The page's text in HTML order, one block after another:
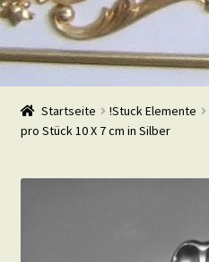
Navigation
Zum
Inhalt
Start
Shop
Warenkorb
Startseite !Stuck Elemente
pro Stück 10 X 7 cm in Silber